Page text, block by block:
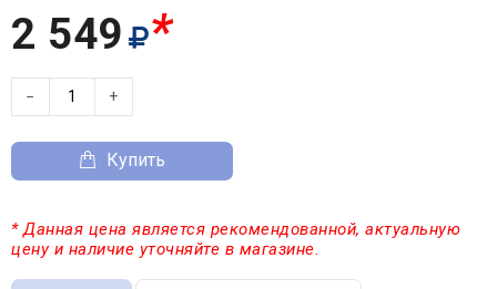
2 549 *
− +
Купить
* Данная цена является рекомендованной, актуальную
цену и наличие уточняйте в магазине.